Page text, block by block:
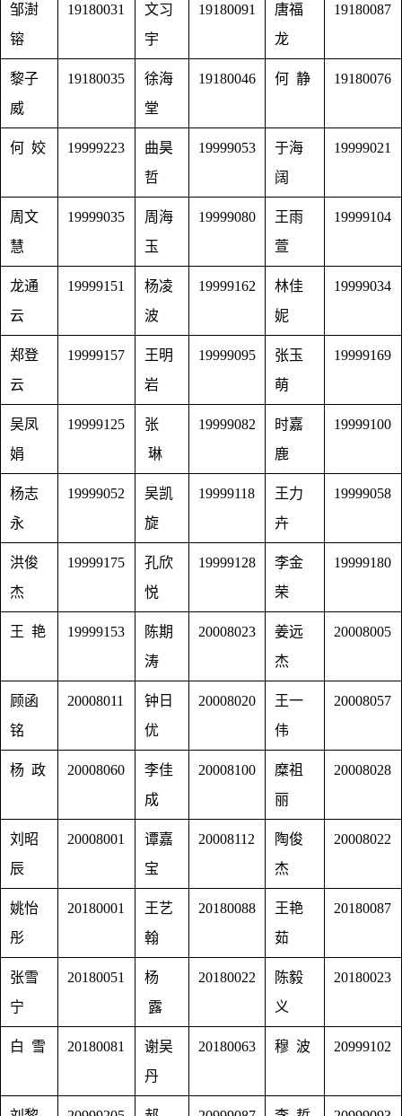
邹澍
镕
19180031
文习
宇
19180091
唐福
龙
19180087
黎子
威
19180035
徐海
堂
19180046 何 静 19180076
何 姣 19999223
曲昊
哲
19999053
于海
阔
19999021
周文
慧
19999035
周海
玉
19999080
王雨
萱
19999104
龙通
云
19999151
杨凌
波
19999162
林佳
妮
19999034
郑登
云
19999157
王明
岩
19999095
张玉
萌
19999169
吴凤
娟
19999125
张
琳
19999082
时嘉
鹿
19999100
杨志
永
19999052
吴凯
旋
19999118
王力
卉
19999058
洪俊
杰
19999175
孔欣
悦
19999128
李金
荣
19999180
王 艳 19999153
陈期
涛
20008023
姜远
杰
20008005
顾函
铭
20008011
钟日
优
20008020
王一
伟
20008057
杨 政 20008060
李佳
成
20008100
糜祖
丽
20008028
刘昭
辰
20008001
谭嘉
宝
20008112
陶俊
杰
20008022
姚怡
彤
20180001
王艺
翰
20180088
王艳
茹
20180087
张雪
宁
20180051
杨
露
20180022
陈毅
义
20180023
白 雪 20180081
谢吴
丹
20180063 穆 波 20999102